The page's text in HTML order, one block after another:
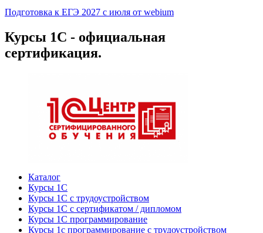
Подготовка к ЕГЭ 2027 с июля от webium
Курсы 1С - официальная
сертификация.
Каталог
Курсы 1С
Курсы 1С с трудоустройством
Курсы 1С с сертификатом / дипломом
Курсы 1С программирование
Курсы 1с программирование с трудоустройством